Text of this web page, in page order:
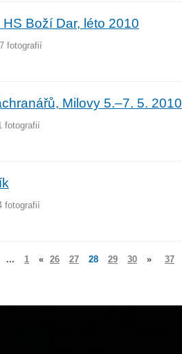
Boží Dar, léto 2010
fotografií
Milovy 5.–7. 5. 2010
fotografií
fotografií
... 1 « 26 27 28 29 30 » 37